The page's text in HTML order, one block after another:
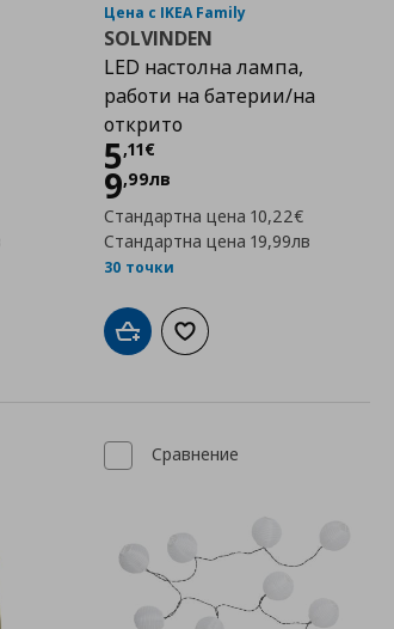
с любими
Цена с IKEA Family
SOLVINDEN
LED настолна лампа,
работи на батерии/на
открито
5,11€
Цена
9,99лв
Стандартна цена10,22€
Стандартна цена19,99лв
30 точки
Добави в кошницата
Добави към списъка с
Сравнение